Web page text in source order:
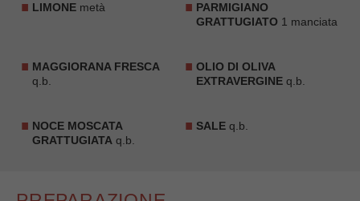
LIMONE metà
PARMIGIANO
GRATTUGIATO 1 manciata
MAGGIORANA FRESCA
q.b.
OLIO DI OLIVA
EXTRAVERGINE q.b.
NOCE MOSCATA
GRATTUGIATA q.b.
SALE q.b.